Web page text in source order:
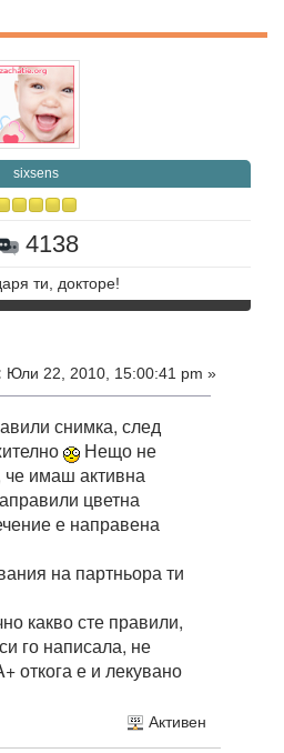
sixsens
4138
ти, докторе!
Юли 22, 2010, 15:00:41 pm »
снимка, след
Нещо не
че имаш активна
цветна
е направена
на партньора ти
какво сте правили,
го написала, не
откога е и лекувано
Активен